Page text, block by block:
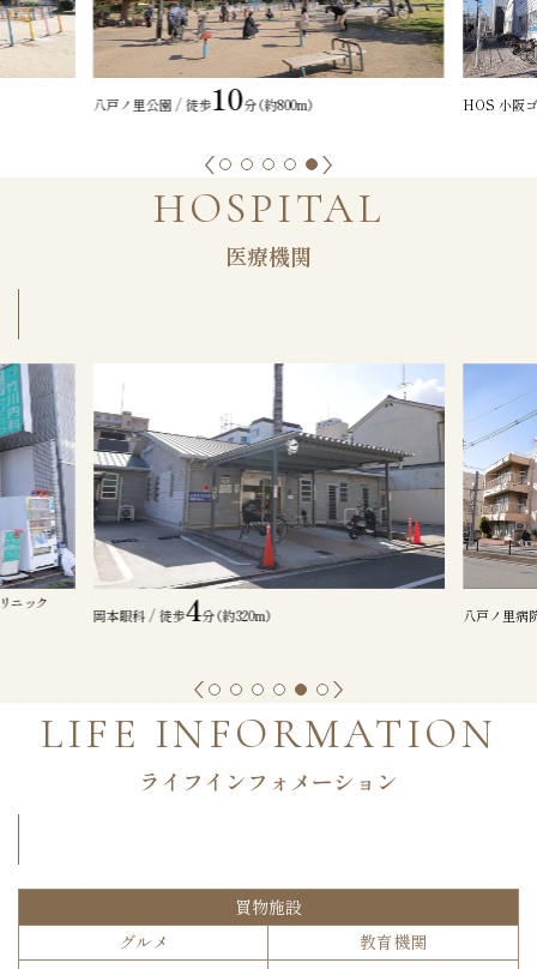
HOS 小阪ゴルフクラブ / 徒歩5分（約350m） イトマンス
HOSPITAL
医療機関
八戸ノ里病院/ 徒歩6分（約460m） 八戸ノ里ス
LIFE INFORMATION
ライフインフォメーション
買物施設
グルメ
教育機関